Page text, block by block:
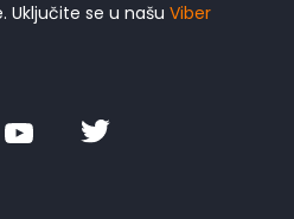
Uključite se u našu Viber